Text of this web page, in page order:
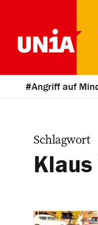
#Angriff auf
Schlagwort